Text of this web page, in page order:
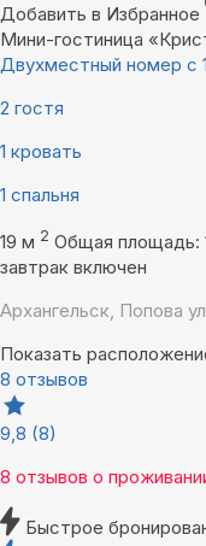
Добавить в Избранное
Мини-гостиница
Двухместный номер с
2 гостя
1 кровать
1 спальня
19 м 2 Общая площадь:
завтрак включен
Архангельск, Попова
Показать
8 отзывов
9,8 (8)
8 отзывов о
Быстрое